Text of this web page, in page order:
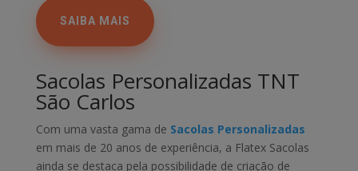
SAIBA MAIS
Sacolas Personalizadas TNT
São Carlos
Com uma vasta gama de Sacolas Personalizadas
em mais de 20 anos de experiência, a Flatex Sacolas
ainda se destaca pela possibilidade de criação de